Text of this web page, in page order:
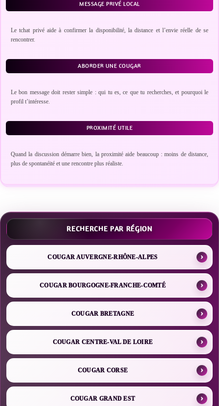
MESSAGE PRIVÉ LOCAL
Le tchat privé aide à confirmer la disponibilité, la distance et l’envie réelle de se
rencontrer.
ABORDER UNE COUGAR
Le bon message doit rester simple : qui tu es, ce que tu recherches, et pourquoi le
profil t’intéresse.
PROXIMITÉ UTILE
Quand la discussion démarre bien, la proximité aide beaucoup : moins de distance,
plus de spontanéité et une rencontre plus réaliste.
RECHERCHE PAR RÉGION
COUGAR AUVERGNE-RHÔNE-ALPES
COUGAR BOURGOGNE-FRANCHE-COMTÉ
COUGAR BRETAGNE
COUGAR CENTRE-VAL DE LOIRE
COUGAR CORSE
COUGAR GRAND EST